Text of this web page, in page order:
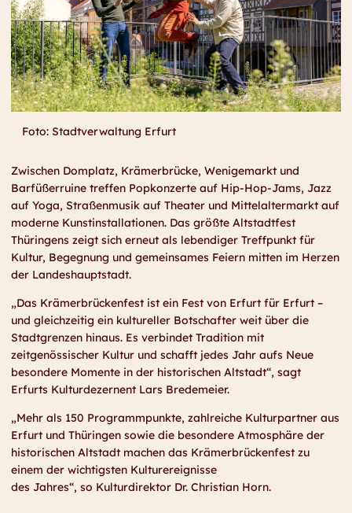
Foto: Stadtverwaltung Erfurt
Zwischen Domplatz, Krämerbrücke, Wenigemarkt und
Barfüßerruine treffen Popkonzerte auf Hip-Hop-Jams, Jazz
auf Yoga, Straßenmusik auf Theater und Mittelaltermarkt auf
moderne Kunstinstallationen. Das größte Altstadtfest
Thüringens zeigt sich erneut als lebendiger Treffpunkt für
Kultur, Begegnung und gemeinsames Feiern mitten im Herzen
der Landeshauptstadt.
„Das Krämerbrückenfest ist ein Fest von Erfurt für Erfurt –
und gleichzeitig ein kultureller Botschafter weit über die
Stadtgrenzen hinaus. Es verbindet Tradition mit
zeitgenössischer Kultur und schafft jedes Jahr aufs Neue
besondere Momente in der historischen Altstadt“, sagt
Erfurts Kulturdezernent Lars Bredemeier.
„Mehr als 150 Programmpunkte, zahlreiche Kulturpartner aus
Erfurt und Thüringen sowie die besondere Atmosphäre der
historischen Altstadt machen das Krämerbrückenfest zu
einem der wichtigsten Kulturereignisse
des Jahres“, so Kulturdirektor Dr. Christian Horn.